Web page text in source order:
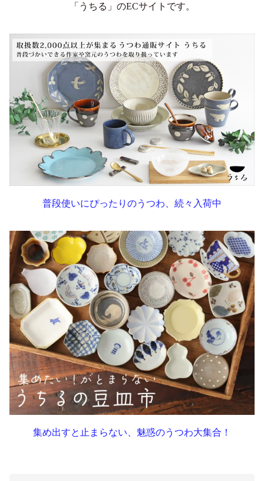
「うちる」のECサイトです。
普段使いにぴったりのうつわ、続々入荷中
集め出すと止まらない、魅惑のうつわ大集合！